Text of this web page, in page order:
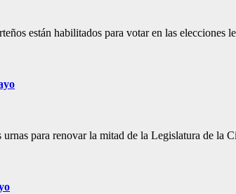
están habilitados para votar en las
para renovar la mitad de la Legislatura de